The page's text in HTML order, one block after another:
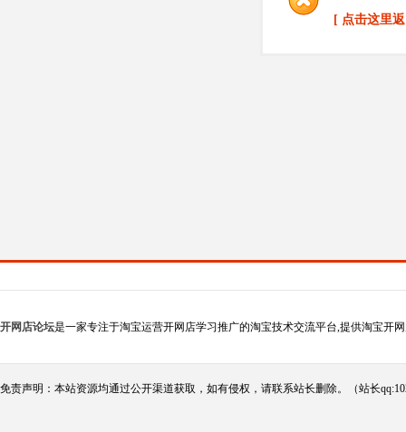
[ 点击这里
开网店论坛是一家专注于淘宝运营开网店学习推广的淘宝技术交流平台,提供淘宝开
免责声明：本站资源均通过公开渠道获取，如有侵权，请联系站长删除。（站长